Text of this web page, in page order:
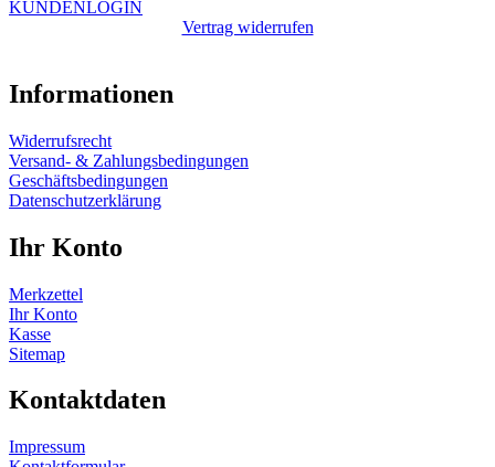
KUNDENLOGIN
Vertrag widerrufen
Informationen
Widerrufsrecht
Versand- & Zahlungsbedingungen
Geschäftsbedingungen
Datenschutzerklärung
Ihr Konto
Merkzettel
Ihr Konto
Kasse
Sitemap
Kontaktdaten
Impressum